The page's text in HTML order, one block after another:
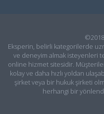
Eksperin, belirli kategorilerde
ve deneyim almak isteyenleri
online hizmet sitesidir.
kolay ve daha hızlı yoldan
şirket veya bir hukuk şirketi
herhangi bir